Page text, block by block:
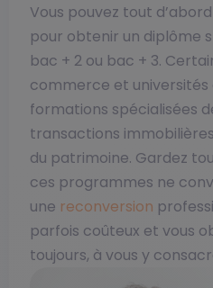
Vous pouvez tout
pour obtenir un diplôme
bac + 2 ou bac + 3.
commerce et
formations spécialisées
transactions
du patrimoine. Gardez
ces programmes ne
une reconversion
parfois coûteux et vous
toujours, à vous y